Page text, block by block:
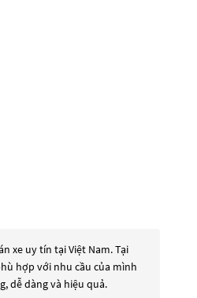
xe uy tín tại Việt Nam. Tại
hợp với nhu cầu của mình
dễ dàng và hiệu quả.